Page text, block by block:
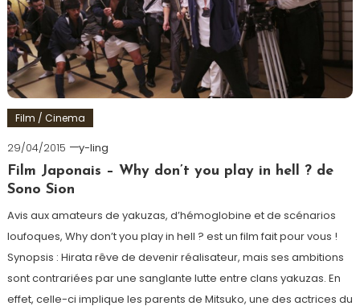
Film / Cinema
29/04/2015
y-ling
Film Japonais – Why don’t you play in hell ? de
Sono Sion
Avis aux amateurs de yakuzas, d’hémoglobine et de scénarios
loufoques, Why don’t you play in hell ? est un film fait pour vous !
Synopsis : Hirata rêve de devenir réalisateur, mais ses ambitions
sont contrariées par une sanglante lutte entre clans yakuzas. En
effet, celle-ci implique les parents de Mitsuko, une des actrices du